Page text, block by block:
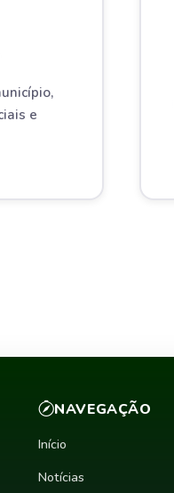
e
NAVEGAÇÃO
Início
Notícias